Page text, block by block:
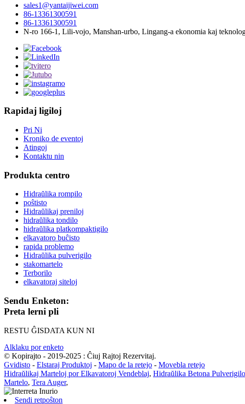
sales1@yantaijiwei.com
86-13361300591
86-13361300591
N-ro 166-1, Lili-vojo, Manshan-urbo, Lingang-a ekonomia kaj
Rapidaj ligiloj
Pri Ni
Kroniko de eventoj
Atingoj
Kontaktu nin
Produkta centro
Hidraŭlika rompilo
poŝtisto
Hidraŭlikaj preniloj
hidraŭlika tondilo
hidraŭlika platkompaktigilo
elkavatoro buĉisto
rapida problemo
Hidraŭlika pulverigilo
stakomartelo
Terborilo
elkavatoraj siteloj
Sendu Enketon:
Preta lerni pli
RESTU ĜISDATA KUN NI
Alklaku por enketo
© Kopirajto - 2019-2025 : Ĉiuj Rajtoj Rezervitaj.
Gvidisto - Elstaraj Produktoj - Mapo de la retejo - Movebla retejo
Hidraŭlikaj Marteloj por Elkavatoroj Vendeblaj, Hidraŭlika Betona
Martelo, Tera Auger,
Sendi retpoŝton